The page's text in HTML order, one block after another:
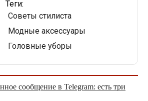
Теги:
Советы стилиста
Модные аксессуары
Головные уборы
сообщение в Telegram: есть три